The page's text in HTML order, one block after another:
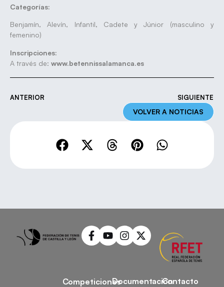
Categorías:
Benjamín, Alevín, Infantil, Cadete y Júnior (masculino y
femenino)
Inscripciones:
A través de: www.betennissalamanca.es
ANTERIOR SIGUIENTE
VOLVER A NOTICIAS
CompeticionesDocumentaciónContacto